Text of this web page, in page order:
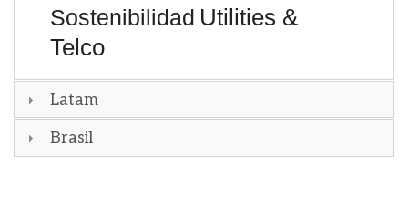
Sostenibilidad Utilities &
Telco
Latam
Brasil